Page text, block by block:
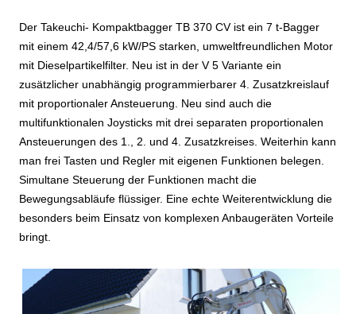
Der Takeuchi- Kompaktbagger TB 370 CV ist ein 7 t-Bagger
mit einem 42,4/57,6 kW/PS starken, umweltfreundlichen Motor
mit Dieselpartikelfilter. Neu ist in der V 5 Variante ein
zusätzlicher unabhängig programmierbarer 4. Zusatzkreislauf
mit proportionaler Ansteuerung. Neu sind auch die
multifunktionalen Joysticks mit drei separaten proportionalen
Ansteuerungen des 1., 2. und 4. Zusatzkreises. Weiterhin kann
man frei Tasten und Regler mit eigenen Funktionen belegen.
Simultane Steuerung der Funktionen macht die
Bewegungsabläufe flüssiger. Eine echte Weiterentwicklung die
besonders beim Einsatz von komplexen Anbaugeräten Vorteile
bringt.